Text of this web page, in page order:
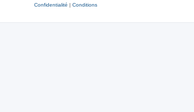
Confidentialité | Conditions